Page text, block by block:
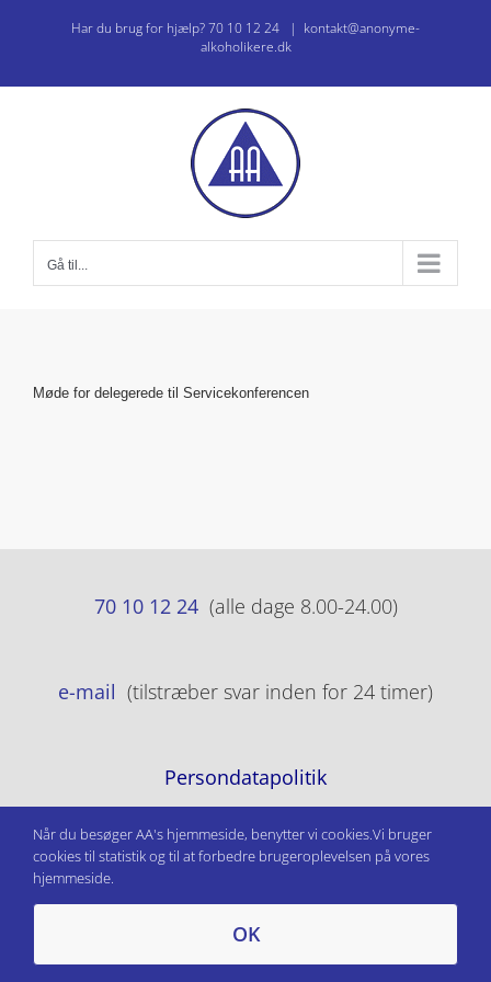
Har du brug for hjælp? 70 10 12 24 | kontakt@anonyme-
alkoholikere.dk
Gå til...
Møde for delegerede til Servicekonferencen
70 10 12 24 (alle dage 8.00-24.00)
e-mail (tilstræber svar inden for 24 timer)
Persondatapolitik
Når du besøger AA's hjemmeside, benytter vi cookies.Vi bruger
cookies til statistik og til at forbedre brugeroplevelsen på vores
hjemmeside.
OK